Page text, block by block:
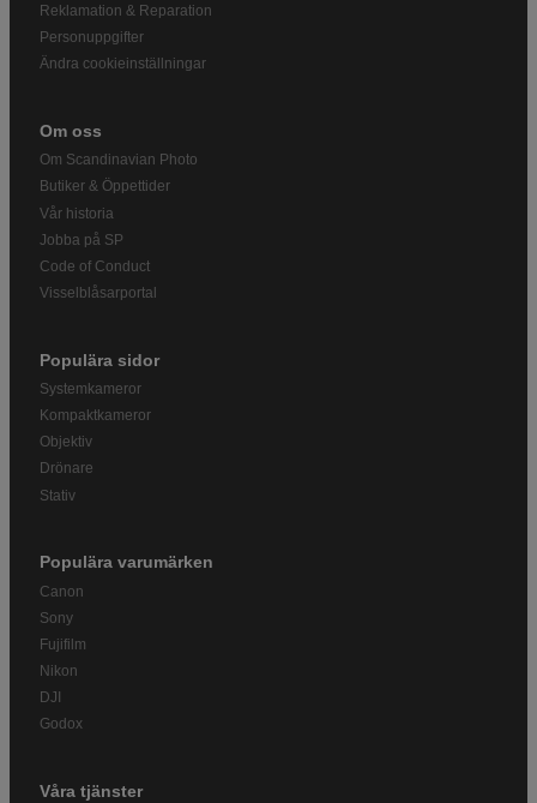
Reklamation & Reparation
Personuppgifter
Ändra cookieinställningar
Om oss
Om Scandinavian Photo
Butiker & Öppettider
Vår historia
Jobba på SP
Code of Conduct
Visselblåsarportal
Populära sidor
Systemkameror
Kompaktkameror
Objektiv
Drönare
Stativ
Populära varumärken
Canon
Sony
Fujifilm
Nikon
DJI
Godox
Våra tjänster